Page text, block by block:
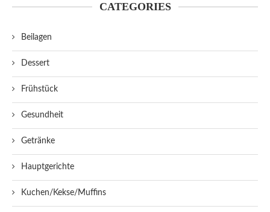
CATEGORIES
Beilagen
Dessert
Frühstück
Gesundheit
Getränke
Hauptgerichte
Kuchen/Kekse/Muffins